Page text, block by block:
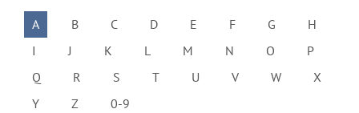
A B C D E F G
H
I
J K L M N O
P
Q
R S T U V W
X
Y
Z 0-9